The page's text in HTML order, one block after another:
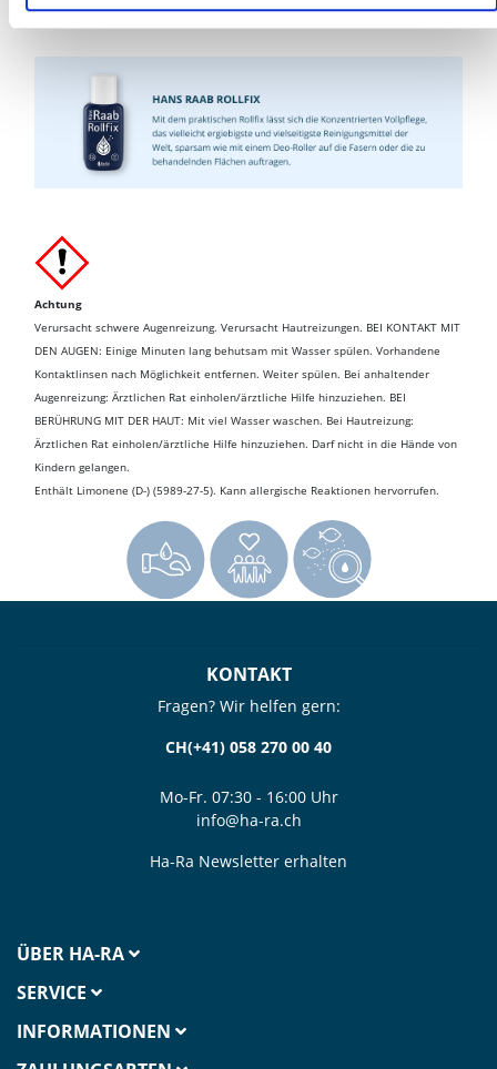
Achtung
Verursacht schwere Augenreizung. Verursacht Hautreizungen. BEI KONTAKT MIT
DEN AUGEN: Einige Minuten lang behutsam mit Wasser spülen. Vorhandene
Kontaktlinsen nach Möglichkeit entfernen. Weiter spülen. Bei anhaltender
Augenreizung: Ärztlichen Rat einholen/ärztliche Hilfe hinzuziehen. BEI
BERÜHRUNG MIT DER HAUT: Mit viel Wasser waschen. Bei Hautreizung:
Ärztlichen Rat einholen/ärztliche Hilfe hinzuziehen. Darf nicht in die Hände von
Kindern gelangen.
Enthält Limonene (D-) (5989-27-5). Kann allergische Reaktionen hervorrufen.
KONTAKT
Fragen? Wir helfen gern:
CH(+41) 058 270 00 40
Mo-Fr. 07:30 - 16:00 Uhr
info@ha-ra.ch
Ha-Ra Newsletter erhalten
ÜBER HA-RA
SERVICE
INFORMATIONEN